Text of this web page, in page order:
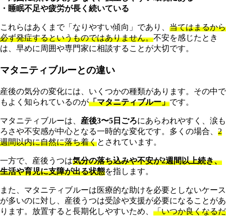
・睡眠不足や疲労が長く続いている
これらはあくまで「なりやすい傾向」であり、 当てはまるから
必ず発症するというものではありません。不安を感じたとき
は、早めに周囲や専門家に相談することが大切です。
マタニティブルーとの違い
産後の気分の変化には、いくつかの種類があります。その中で
もよく知られているのが「マタニティブルー」です。
マタニティブルーは、 産後3〜5日ごろにあらわれやすく、涙も
ろさや不安感が中心となる一時的な変化です。多くの場合、 2
週間以内に自然に落ち着くとされています。
一方で、産後うつは気分の落ち込みや不安が2週間以上続き、
生活や育児に支障が出る状態を指します。
また、マタニティブルーは医療的な助けを必要としないケース
が多いのに対し、産後うつは受診や支援が必要になることがあ
ります。放置すると長期化しやすいため、 「いつか良くなるだ